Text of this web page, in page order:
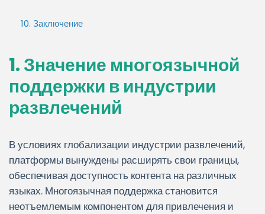
10. Заключение
1. Значение многоязычной
поддержки в индустрии
развлечений
В условиях глобализации индустрии развлечений,
платформы вынуждены расширять свои границы,
обеспечивая доступность контента на различных
языках. Многоязычная поддержка становится
неотъемлемым компонентом для привлечения и